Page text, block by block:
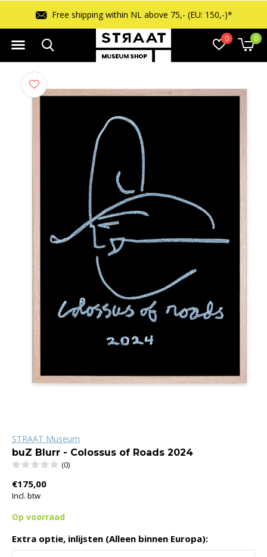
0 0
Free shipping within NL above 75,- (EU: 150,-)*
STRAAT Museum
buZ Blurr - Colossus of Roads 2024
(0)
€175,00
Incl. btw
Op voorraad
Extra optie, inlijsten (Alleen binnen Europa):